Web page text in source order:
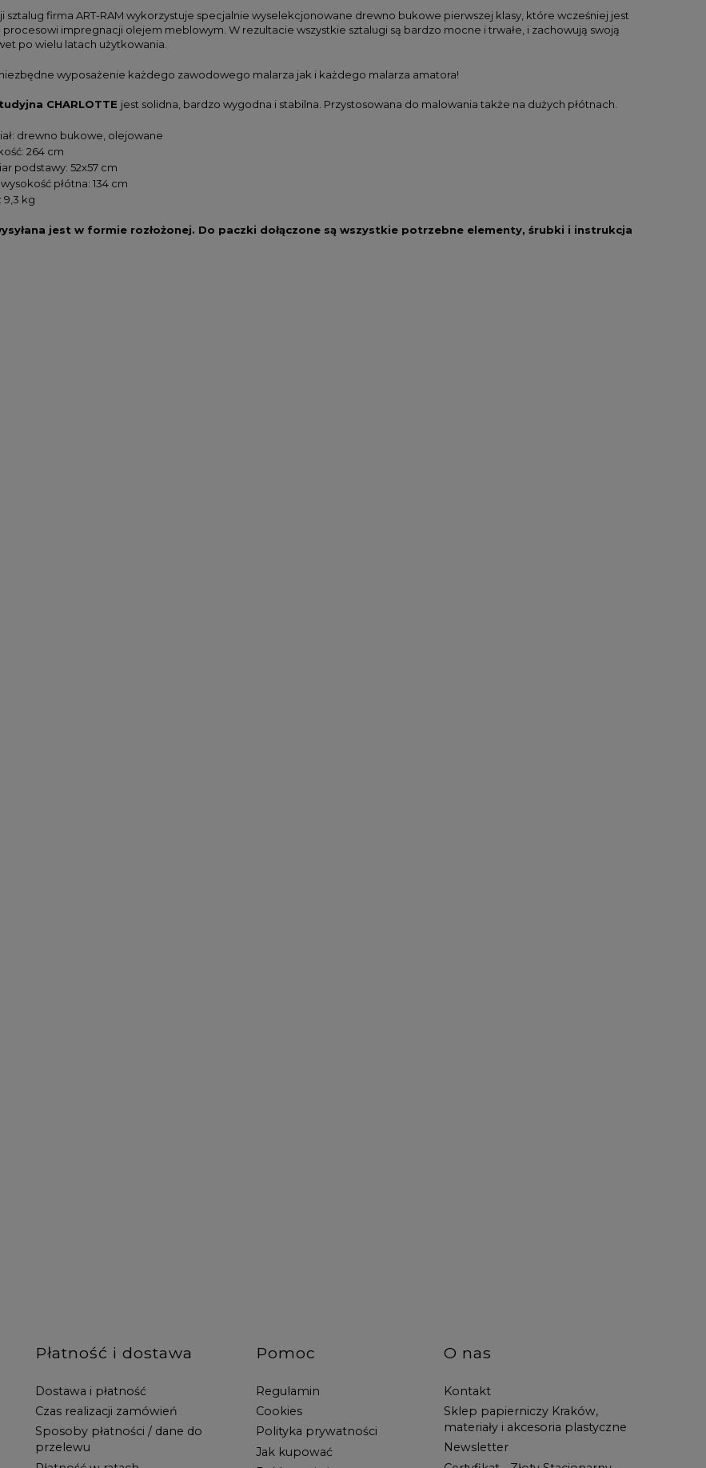
sztalug firma ART-RAM wykorzystuje specjalnie wyselekcjonowane drewno bukowe pierwszej klasy, które wcześniej jest
impregnacji olejem meblowym. W rezultacie wszystkie sztalugi są bardzo mocne i trwałe, i zachowują swoją
po wielu latach użytkowania.
wyposażenie każdego zawodowego malarza jak i każdego malarza amatora!
CHARLOTTE jest solidna, bardzo wygodna i stabilna. Przystosowana do malowania także na dużych płótnach.
drewno bukowe, olejowane
264 cm
podstawy: 52x57 cm
płótna: 134 cm
9,3 kg
jest w formie rozłożonej. Do paczki dołączone są wszystkie potrzebne elementy, śrubki i instrukcja
Płatność i dostawa
Dostawa i płatność
Czas realizacji zamówień
Sposoby płatności / dane do
przelewu
Pomoc
Regulamin
Cookies
Polityka prywatności
Jak kupować
O nas
Kontakt
Sklep papierniczy Kraków,
materiały i akcesoria plastyczne
Newsletter